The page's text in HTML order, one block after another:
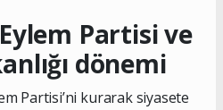
Partisi ve
dönemi
Partisi’ni kurarak siyasete